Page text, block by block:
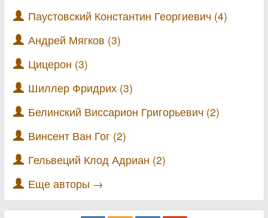
Паустовский Константин Георгиевич (4)
Андрей Мягков (3)
Цицерон (3)
Шиллер Фридрих (3)
Белинский Виссарион Григорьевич (2)
Винсент Ван Гог (2)
Гельвеций Клод Адриан (2)
Еще авторы →